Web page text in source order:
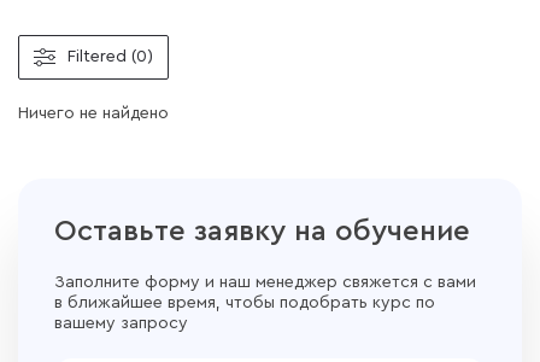
Filtered (0)
Ничего не найдено
Оставьте заявку на обучение
Заполните форму и наш менеджер свяжется с вами
в ближайшее время, чтобы подобрать курс по
вашему запросу